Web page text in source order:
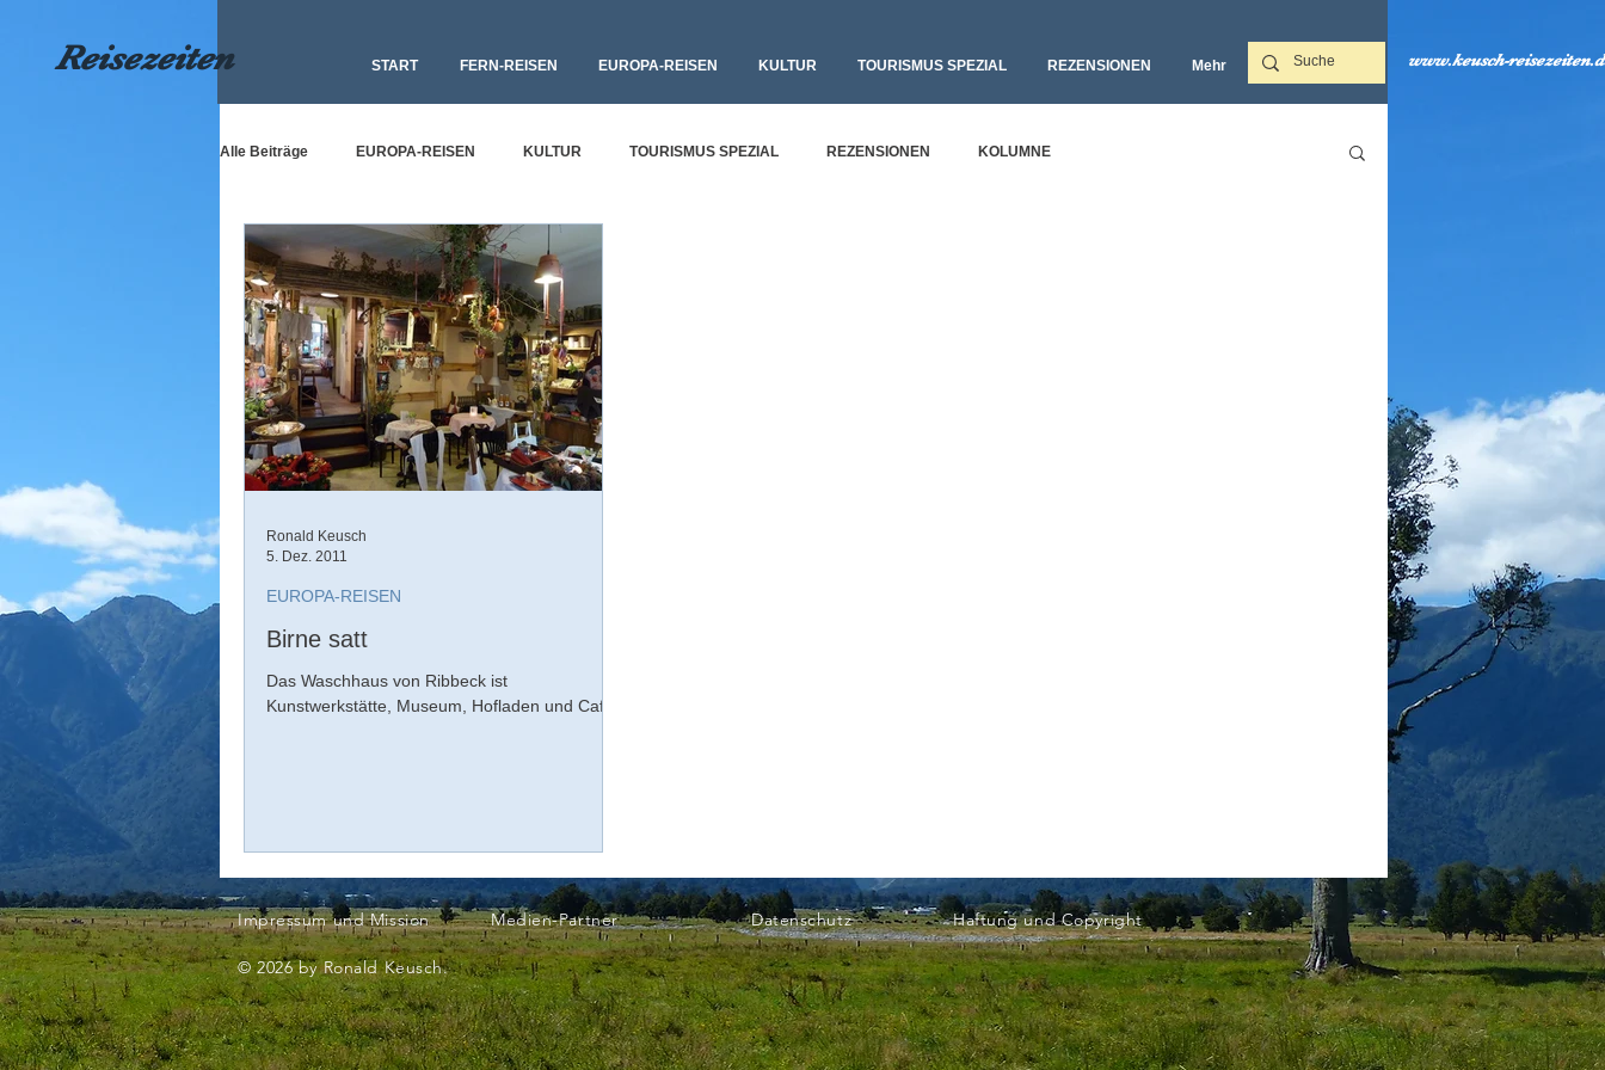
Reisezeiten START FERN-REISEN EUROPA-REISEN KULTUR TOURISMUS SPEZIAL REZENSIONEN Mehr‎ www.keusch-
Alle Beiträge EUROPA-REISEN KULTUR TOURISMUS SPEZIAL REZENSIONEN KOLUMNE
Birne satt
Das Waschhaus von Ribbeck ist
Kunstwerkstätte, Museum, Hofladen und Cafe
EUROPA-REISEN
Ronald Keusch
5. Dez. 2011
Impressum und Mission Medien-Partner Datenschutz Haftung und Copyright
© 2026 by Ronald Keusch.